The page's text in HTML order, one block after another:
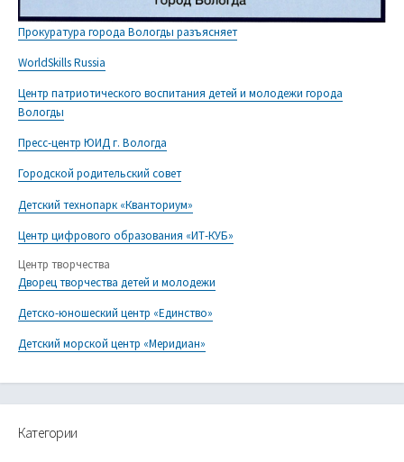
Прокуратура города Вологды разъясняет
WorldSkills Russia
Центр патриотического воспитания детей и молодежи города
Вологды
Пресс-центр ЮИД г. Вологда
Городской родительский совет
Детский технопарк «Кванториум»
Центр цифрового образования «ИТ-КУБ»
Центр творчества
Дворец творчества детей и молодежи
Детско-юношеский центр «Единство»
Детский морской центр «Меридиан»
Категории